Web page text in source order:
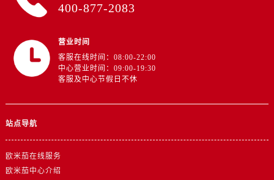
400-877-2083
营业时间
客服在线时间：08:00-22:00
中心营业时间：09:00-19:30
客服及中心节假日不休
站点导航
欧米茄在线服务
欧米茄中心介绍